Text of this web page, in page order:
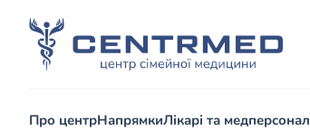
Про центрНапрямкиЛікарі та медперсонал